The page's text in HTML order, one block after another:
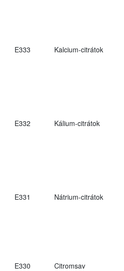
E333 Kalcium-citrátok
E332 Kálium-citrátok
E331 Nátrium-citrátok
E330 Citromsav